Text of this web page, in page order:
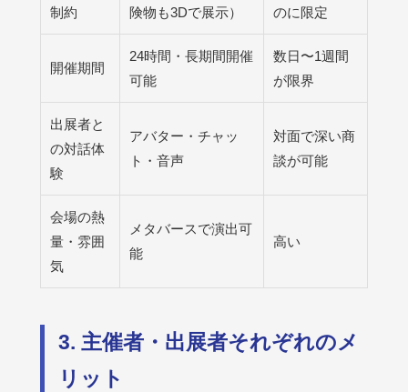
制約 険物も3Dで展示） のに限定
開催期間
24時間・長期間開催
可能
数日〜1週間
が限界
出展者と
の対話体
験
アバター・チャッ
ト・音声
対面で深い商
談が可能
会場の熱
量・雰囲
気
メタバースで演出可
能
高い
3. 主催者・出展者それぞれのメ
リット